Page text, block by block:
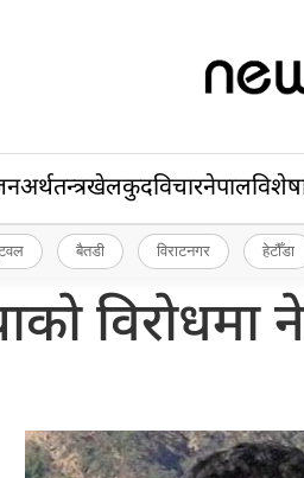
अर्थतन्त्रखेलकुदविचारनेपाल
बैतडी विराटनगर हेटौँडा
विरोधमा